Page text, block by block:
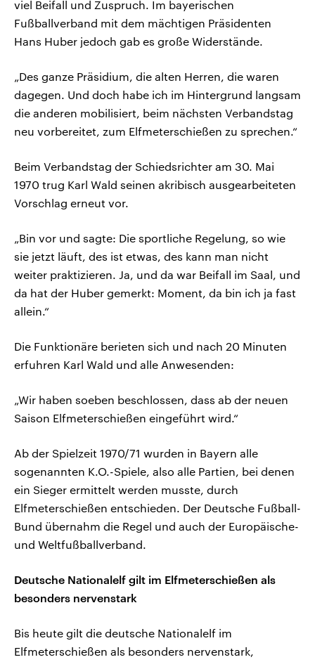
viel Beifall und Zuspruch. Im bayerischen
Fußballverband mit dem mächtigen Präsidenten
Hans Huber jedoch gab es große Widerstände.
„Des ganze Präsidium, die alten Herren, die waren
dagegen. Und doch habe ich im Hintergrund langsam
die anderen mobilisiert, beim nächsten Verbandstag
neu vorbereitet, zum Elfmeterschießen zu sprechen.“
Beim Verbandstag der Schiedsrichter am 30. Mai
1970 trug Karl Wald seinen akribisch ausgearbeiteten
Vorschlag erneut vor.
„Bin vor und sagte: Die sportliche Regelung, so wie
sie jetzt läuft, des ist etwas, des kann man nicht
weiter praktizieren. Ja, und da war Beifall im Saal, und
da hat der Huber gemerkt: Moment, da bin ich ja fast
allein.“
Die Funktionäre berieten sich und nach 20 Minuten
erfuhren Karl Wald und alle Anwesenden:
„Wir haben soeben beschlossen, dass ab der neuen
Saison Elfmeterschießen eingeführt wird.“
Ab der Spielzeit 1970/71 wurden in Bayern alle
sogenannten K.O.-Spiele, also alle Partien, bei denen
ein Sieger ermittelt werden musste, durch
Elfmeterschießen entschieden. Der Deutsche Fußball-
Bund übernahm die Regel und auch der Europäische-
und Weltfußballverband.
Deutsche Nationalelf gilt im Elfmeterschießen als
besonders nervenstark
Bis heute gilt die deutsche Nationalelf im
Elfmeterschießen als besonders nervenstark,